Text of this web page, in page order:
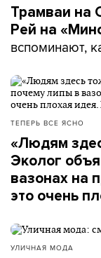
Трамваи на
Рей на
вспоминают,
ТЕПЕРЬ ВСЕ ЯСНО
«Людям
Эколог
вазонах на
это очень
УЛИЧНАЯ МОДА